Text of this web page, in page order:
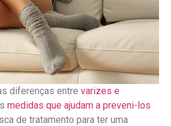
diferenças entre varizes e
medidas que ajudam a preveni-los
de tratamento para ter uma